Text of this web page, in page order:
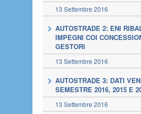
13 Settembre 2016
AUTOSTRADE 2: ENI
IMPEGNI COI
GESTORI
13 Settembre 2016
AUTOSTRADE 3: DATI
SEMESTRE 2016, 2015 E
13 Settembre 2016